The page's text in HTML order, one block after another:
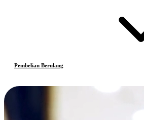
Pembelian Berulang